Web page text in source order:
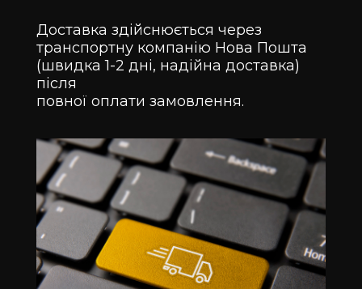
Доставка здійснюється через
транспортну компанію Нова Пошта
(швидка 1-2 дні, надійна доставка)
після
повної оплати замовлення.